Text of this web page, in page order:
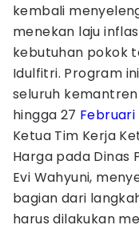
kembali
menekan laju
kebutuhan pokok
Idulfitri. Program
seluruh
hingga 27 Februari
Ketua Tim Kerja
Harga pada Dinas
Evi Wahyuni,
bagian dari
harus dilakukan